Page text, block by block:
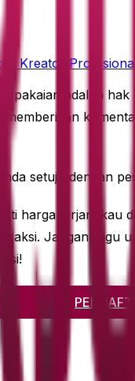
Kreator Profesional
adalah
setuju dengan
harga
Jangan